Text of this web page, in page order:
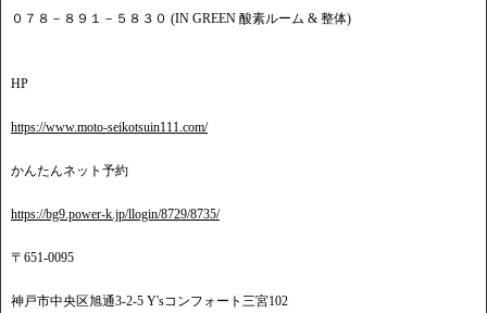
０７８－８９１－５８３０ (IN GREEN 酸素ルーム & 整体)
HP
https://www.moto-seikotsuin111.com/
かんたんネット予約
https://bg9.power-k.jp/llogin/8729/8735/
〒651-0095
神戸市中央区旭通3-2-5 Y'sコンフォート三宮102